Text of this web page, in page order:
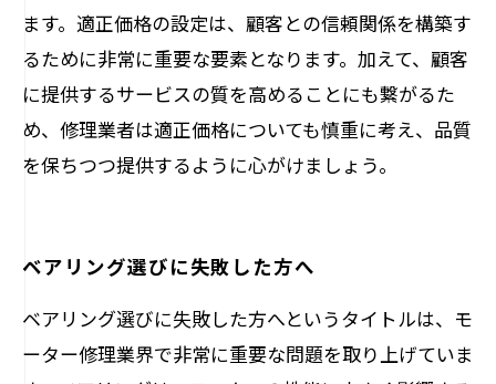
ます。適正価格の設定は、顧客との信頼関係を構築す
るために非常に重要な要素となります。加えて、顧客
に提供するサービスの質を高めることにも繋がるた
め、修理業者は適正価格についても慎重に考え、品質
を保ちつつ提供するように心がけましょう。
ベアリング選びに失敗した方へ
ベアリング選びに失敗した方へというタイトルは、モ
ーター修理業界で非常に重要な問題を取り上げていま